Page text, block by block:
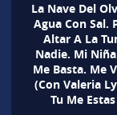
La Nave Del
Agua Con Sal.
Altar A La
Nadie. Mi
Me Basta. Me
(Con Valeria
Tu Me